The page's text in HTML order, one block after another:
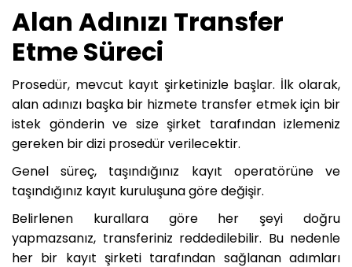
Alan Adınızı Transfer
Etme Süreci
Prosedür, mevcut kayıt şirketinizle başlar. İlk olarak,
alan adınızı başka bir hizmete transfer etmek için bir
istek gönderin ve size şirket tarafından izlemeniz
gereken bir dizi prosedür verilecektir.
Genel süreç, taşındığınız kayıt operatörüne ve
taşındığınız kayıt kuruluşuna göre değişir.
Belirlenen kurallara göre her şeyi doğru
yapmazsanız, transferiniz reddedilebilir. Bu nedenle
her bir kayıt şirketi tarafından sağlanan adımları